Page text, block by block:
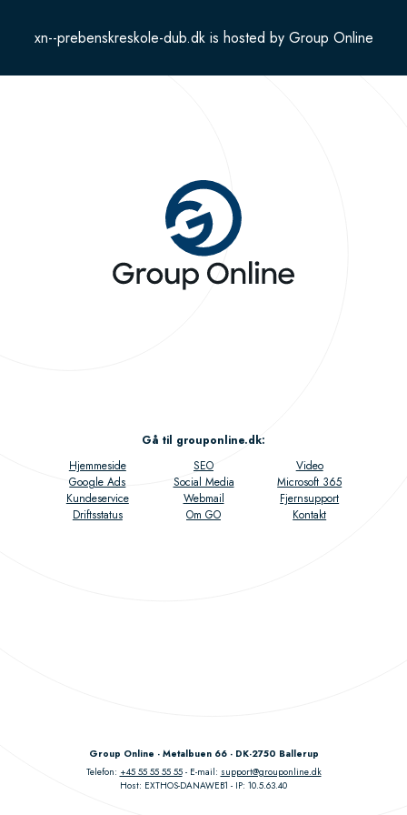
xn--prebenskreskole-dub.dk is hosted by Group Online
Gå til grouponline.dk:
Hjemmeside
SEO
Video
Google Ads
Social Media
Microsoft 365
Kundeservice
Webmail
Fjernsupport
Driftsstatus
Om GO Kontakt
Group Online - Metalbuen 66 - DK-2750 Ballerup
Telefon: +45 55 55 55 55 E-mail: support@grouponline.dk
Host: EXTHOS-DANAWEB1
IP: 10.5.63.40